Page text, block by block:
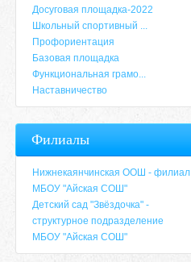
Адрес
Досуговая площадка-2022
Школьный спортивный ...
Профориентация
Базовая площадка
Функциональная грамо...
Наставничество
Филиалы
Нижнекаянчинская ООШ - филиал
МБОУ "Айская СОШ"
Детский сад "Звёздочка" -
структурное подразделение
МБОУ "Айская СОШ"